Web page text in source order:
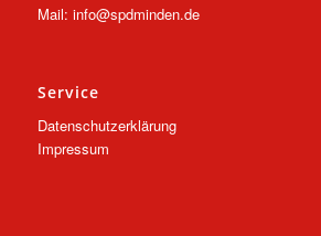
Mail: info@spdminden.de
Service
Datenschutzerklärung
Impressum